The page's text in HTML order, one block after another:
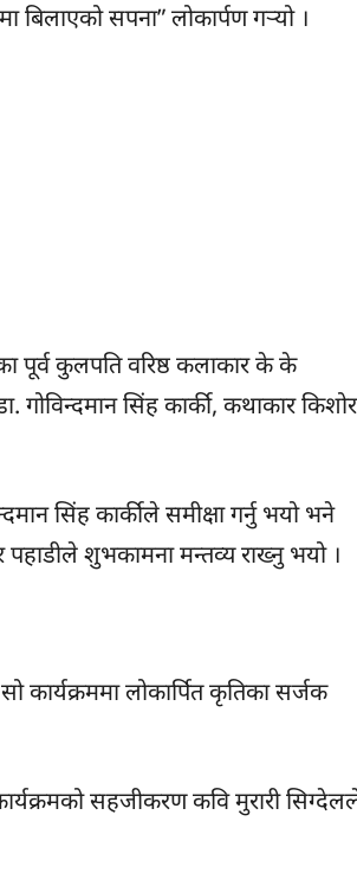
सपना” लोकार्पण गर्‍यो ।
पूर्व कुलपति वरिष्ठ कलाकार के के
गोविन्दमान सिंह कार्की, कथाकार किशोर
सिंह कार्कीले समीक्षा गर्नु भयो भने
पहाडीले शुभकामना मन्तव्य राख्नु भयो ।
कार्यक्रममा लोकार्पित कृतिका सर्जक
सहजीकरण कवि मुरारी